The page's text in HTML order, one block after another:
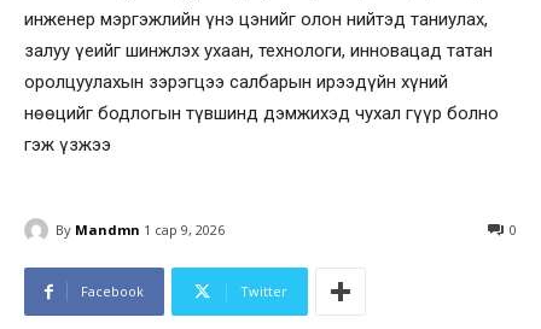
инженер мэргэжлийн үнэ цэнийг олон нийтэд таниулах,
залуу үеийг шинжлэх ухаан, технологи, инновацад татан
оролцуулахын зэрэгцээ салбарын ирээдүйн хүний
нөөцийг бодлогын түвшинд дэмжихэд чухал гүүр болно
гэж үзжээ
By Mandmn 1 сар 9, 2026 0
Facebook Twitter